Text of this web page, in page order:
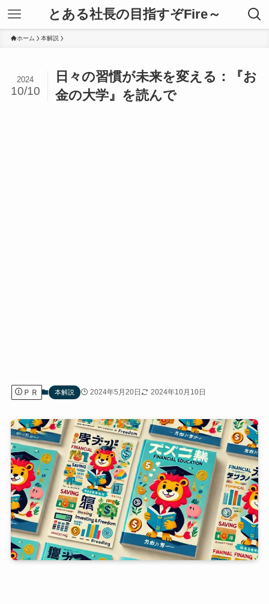
とある社長の目指すぞFire～
ホーム 本解説
日々の習慣が未来を変える：『お
金の大学』を読んで
2024
10/10
ＰＲ 本解説 2024年5月20日 2024年10月10日